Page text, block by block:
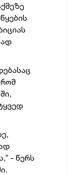
- წერს